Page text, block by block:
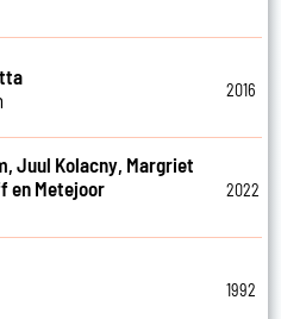
2016
Juul Kolacny, Margriet
en Metejoor
2022
1992